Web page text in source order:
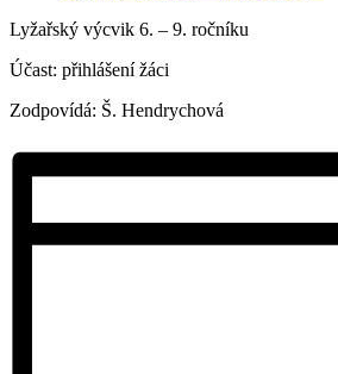
Lyžařský výcvik 6. – 9. ročníku
Účast: přihlášení žáci
Zodpovídá: Š. Hendrychová